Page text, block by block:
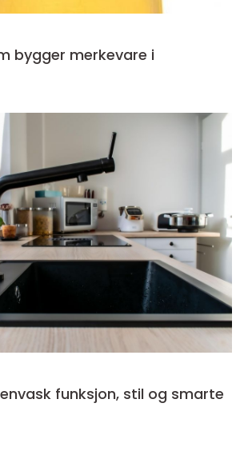
bygger merkevare i
stil og smarte